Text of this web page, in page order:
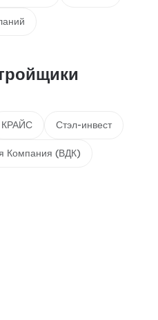
КРАЙС Стэл-инвест
Компания (ВДК)